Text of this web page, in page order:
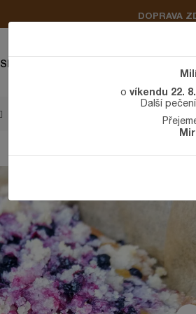
o víkendu 22.
Další
DOPRAVA
SLANÉ PEČIVO
BORŮVKOVÝ KOLÁČ S DROBENKOU